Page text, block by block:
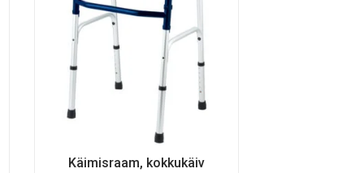
Käimisraam, kokkukäiv